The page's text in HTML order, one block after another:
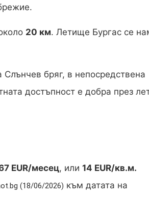
20 км. Летище Бургас се
бряг, в непосредствена
достъпност е добра през
EUR/месец, или 14 EUR/кв.м.
(18/06/2026) към датата на